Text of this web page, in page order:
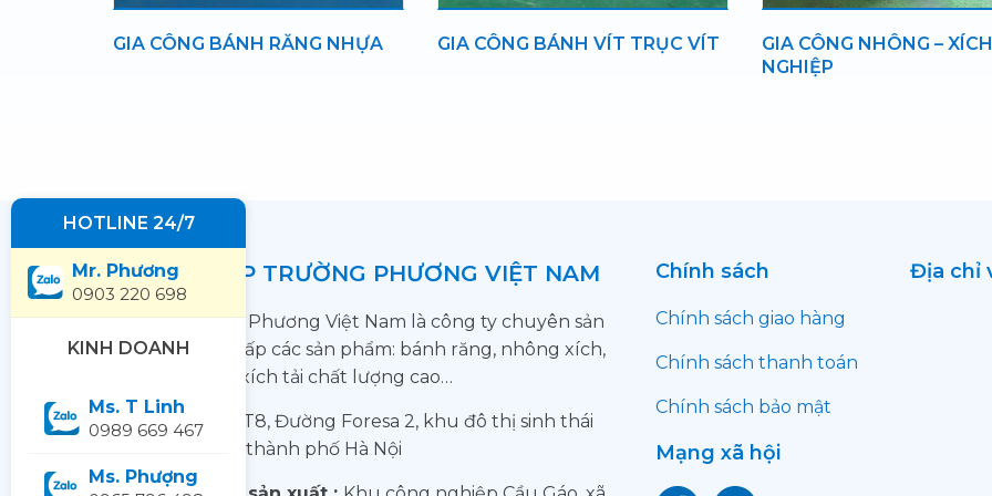
GIA CÔNG BÁNH VÍT TRỤC VÍT
GIA CÔNG NHÔNG – XÍCH CÔNG
GIA CÔNG BÁNH RĂNG
CÔNG TY CP TRƯỜNG PHƯƠNG VIỆT NAM
Cty CP Trường Phương Việt Nam là công ty chuyên sản
xuất và cung cấp các sản phẩm: bánh răng, nhông xích,
khớp nối xích, xích tải chất lượng cao…
Địa chỉ:Số 9-TT8, Đường Foresa 2, khu đô thị sinh thái
Xuân Phương, thành phố Hà Nội
Chính sách
Chính sách giao hàng
Chính sách thanh toán
Chính sách bảo mật
Mạng xã hội
Địa chỉ
HOTLINE 24/7
Mr. Phương
0903 220 698
KINH DOANH
Ms. T Linh
0989 669 467
Ms. Phượng